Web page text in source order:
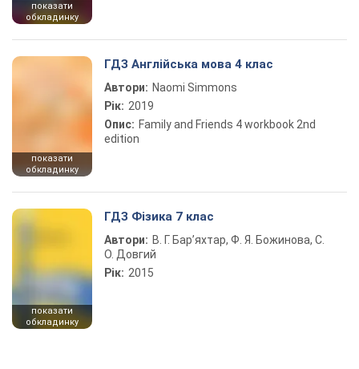
показати
обкладинку
показати
обкладинку
ГДЗ Англійська мова 4 клас
Автори: Naomi Simmons
Рік: 2019
Опис: Family and Friends 4 workbook 2nd
edition
показати
обкладинку
ГДЗ Фізика 7 клас
Автори: В. Г. Бар’яхтар, Ф. Я. Божинова, С.
О. Довгий
Рік: 2015